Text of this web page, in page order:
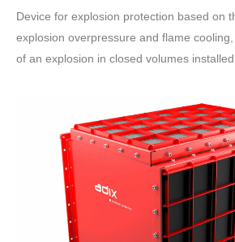
Device for explosion protection based on
explosion overpressure and flame
of an explosion in closed volumes